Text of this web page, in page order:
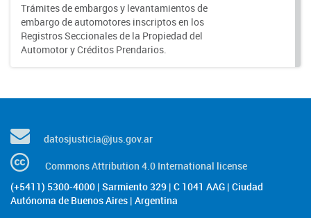
Trámites de embargos y levantamientos de
embargo de automotores inscriptos en los
Registros Seccionales de la Propiedad del
Automotor y Créditos Prendarios.
datosjusticia@jus.gov.ar
Commons Attribution 4.0 International license
(+5411) 5300-4000 | Sarmiento 329 | C 1041 AAG | Ciudad
Autónoma de Buenos Aires | Argentina